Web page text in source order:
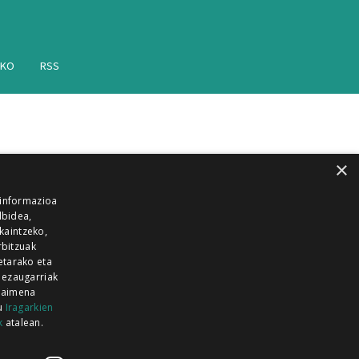
RSS
GUKA
×
eta
Iragarkien
atalean.